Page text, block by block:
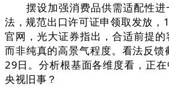
摆设加强消费品供需适配性进
法，规范出口许可证申领取发放，
官网，光大证券指出，合适前提的
而非纯真的高景气程度。看法反馈
29日。分析根基面各维度看，正
央视旧事？